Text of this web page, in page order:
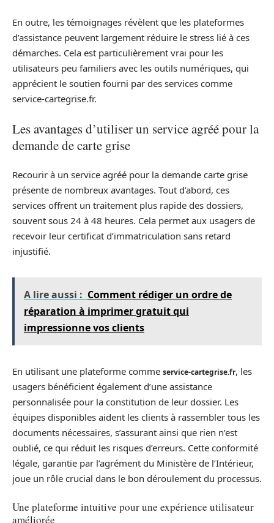
En outre, les témoignages révèlent que les plateformes
d’assistance peuvent largement réduire le stress lié à ces
démarches. Cela est particulièrement vrai pour les
utilisateurs peu familiers avec les outils numériques, qui
apprécient le soutien fourni par des services comme
service-cartegrise.fr.
Les avantages d’utiliser un service agréé pour la
demande de carte grise
Recourir à un service agréé pour la demande carte grise
présente de nombreux avantages. Tout d’abord, ces
services offrent un traitement plus rapide des dossiers,
souvent sous 24 à 48 heures. Cela permet aux usagers de
recevoir leur certificat d’immatriculation sans retard
injustifié.
A lire aussi : Comment rédiger un ordre de
réparation à imprimer gratuit qui
impressionne vos clients
En utilisant une plateforme comme service-cartegrise.fr, les
usagers bénéficient également d’une assistance
personnalisée pour la constitution de leur dossier. Les
équipes disponibles aident les clients à rassembler tous les
documents nécessaires, s’assurant ainsi que rien n’est
oublié, ce qui réduit les risques d’erreurs. Cette conformité
légale, garantie par l’agrément du Ministère de l’Intérieur,
joue un rôle crucial dans le bon déroulement du processus.
Une plateforme intuitive pour une expérience utilisateur
améliorée